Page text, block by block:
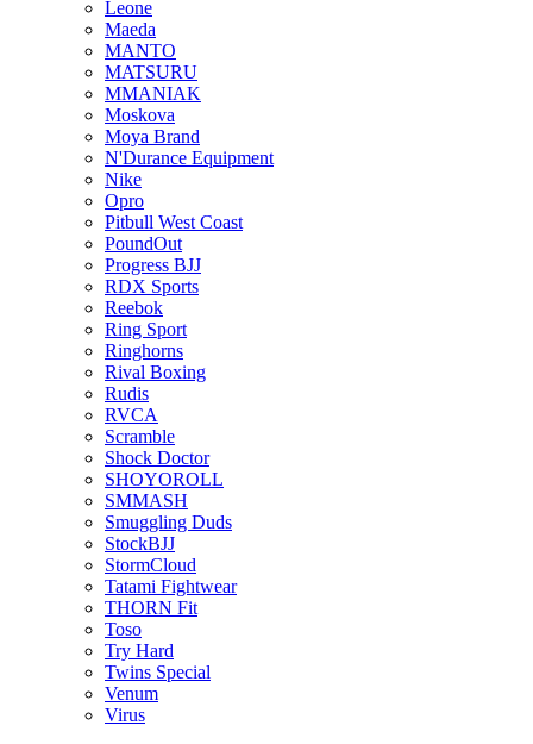
Leone
Maeda
MANTO
MATSURU
MMANIAK
Moskova
Moya Brand
N'Durance Equipment
Nike
Opro
Pitbull West Coast
PoundOut
Progress BJJ
RDX Sports
Reebok
Ring Sport
Ringhorns
Rival Boxing
Rudis
RVCA
Scramble
Shock Doctor
SHOYOROLL
SMMASH
Smuggling Duds
StockBJJ
StormCloud
Tatami Fightwear
THORN Fit
Toso
Try Hard
Twins Special
Venum
Virus